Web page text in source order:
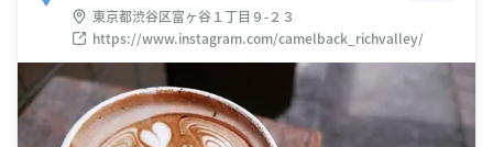
東京都渋谷区富ヶ谷１丁目９-２３
https://www.instagram.com/camelback_richvalley/